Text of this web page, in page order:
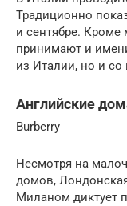
Традиционно
и сентябре. Кроме
принимают и
из Италии, но и со
Английские
Burberry
Несмотря на
домов,
Миланом диктует